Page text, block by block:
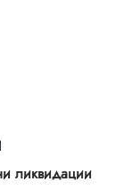
ликвидации